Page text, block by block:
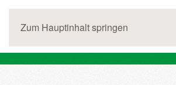
Zum Hauptinhalt springen